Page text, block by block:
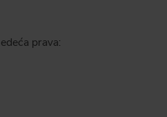
prava: